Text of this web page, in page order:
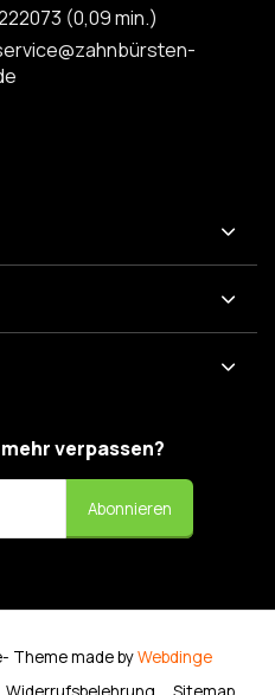
(0,09 min.)
verpassen?
Abonnieren
- Theme made byWebdinge